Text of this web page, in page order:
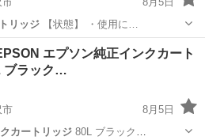
リッジ 【状態】 ・使用に…
インクカートリッジ
エプソン純正インクカート
ブラック…
市
8月5日
カートリッジ80L ブラック